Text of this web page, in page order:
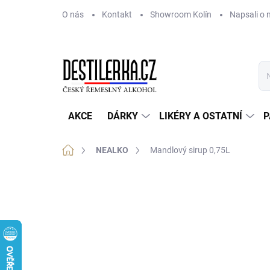
O nás Kontakt Showroom Kolín Napsali o
AKCE DÁRKY LIKÉRY A OSTATNÍ
Domů NEALKO Mandlový sirup 0,75L